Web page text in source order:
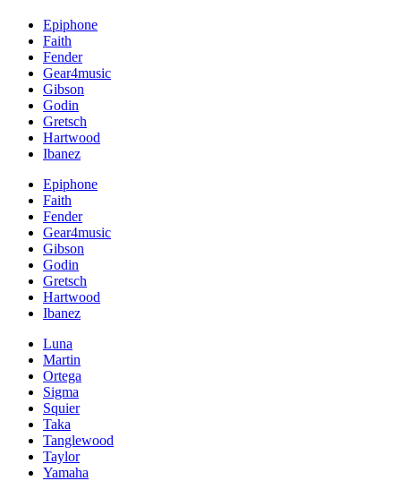
Epiphone
Faith
Fender
Gear4music
Gibson
Godin
Gretsch
Hartwood
Ibanez
Epiphone
Faith
Fender
Gear4music
Gibson
Godin
Gretsch
Hartwood
Ibanez
Luna
Martin
Ortega
Sigma
Squier
Taka
Tanglewood
Taylor
Yamaha